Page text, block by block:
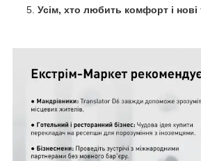
Усім, хто любить комфорт і нові